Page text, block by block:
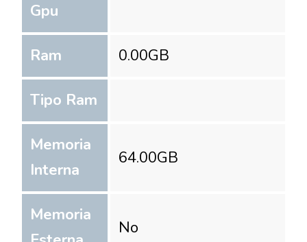
Gpu
Ram 0.00GB
Tipo Ram
Memoria
Interna
64.00GB
Memoria
No